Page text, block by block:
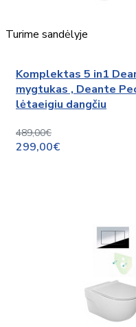
Turime sandėlyje
Komplektas 5 in1
mygtukas , Deante
lėtaeigiu dangčiu
489,00€
299,00€